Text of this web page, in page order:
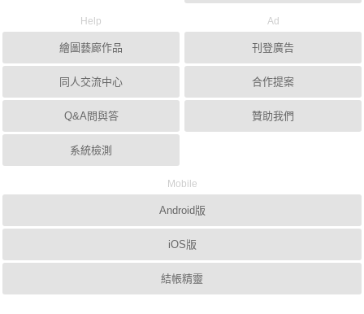
Help
繪圖藝廊作品
同人交流中心
Q&A問與答
系統檢測
Ad
刊登廣告
合作提案
贊助我們
Mobile
Android版
iOS版
結帳精靈